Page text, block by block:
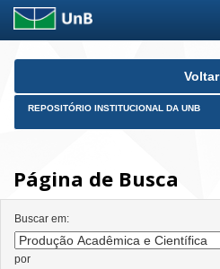
Skip
Voltar
REPOSITÓRIO INSTITUCIONAL DA UNB
Página de Busca
Buscar em:
por